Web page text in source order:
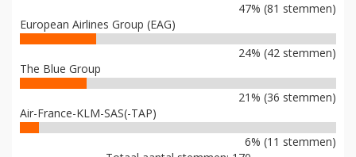
47% (81 stemmen)
European Airlines Group (EAG)
24% (42 stemmen)
The Blue Group
21% (36 stemmen)
Air-France-KLM-SAS(-TAP)
6% (11 stemmen)